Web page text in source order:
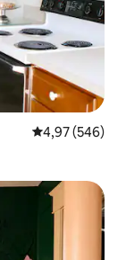
4,97 de uma
4,97 (546)